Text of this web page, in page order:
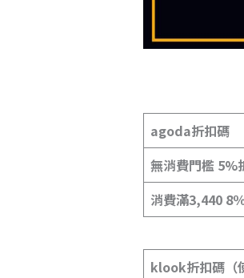
agoda折扣碼
無消費門檻 5%
消費滿3,440 8
klook折扣碼（